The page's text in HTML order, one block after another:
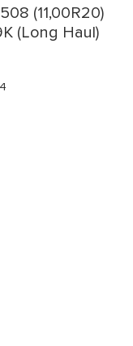
(11,00R20)
(Long Haul)